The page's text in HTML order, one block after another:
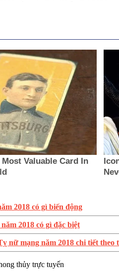
2018 có gì biến động
2018 có gì đặc biệt
nữ mạng năm 2018 chi tiết theo
thủy trực tuyến